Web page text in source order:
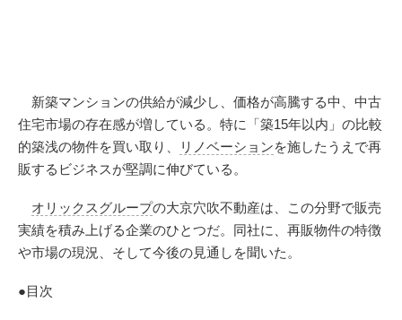
新築マンションの供給が減少し、価格が高騰する中、中古
住宅市場の存在感が増している。特に「築15年以内」の比較
的築浅の物件を買い取り、
リノベーションを施したうえで再
販するビジネスが堅調に伸びている。
オリックスグループの大京穴吹不動産は、この分野で販売
実績を積み上げる企業のひとつだ。同社に、再販物件の特徴
や市場の現況、そして今後の見通しを聞いた。
●目次